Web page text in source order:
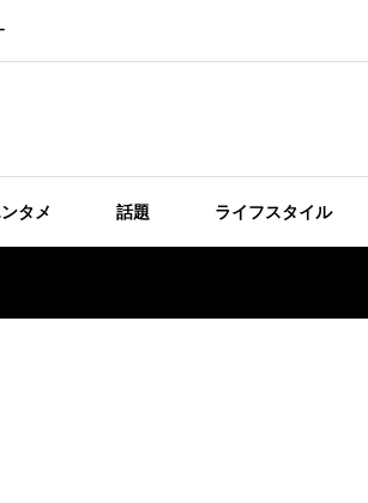
タメ 話題 ライフスタイル